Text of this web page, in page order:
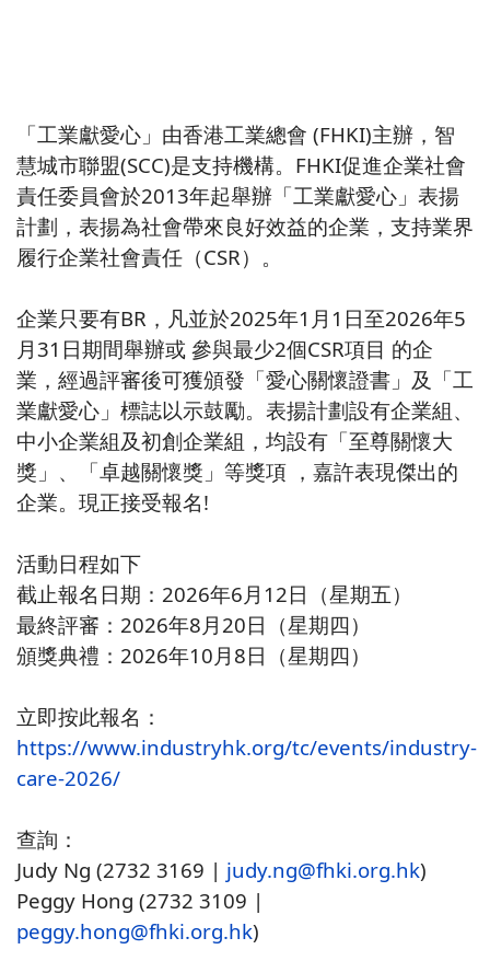
「工業獻愛心」由香港工業總會 (FHKI)主辦，智
慧城市聯盟(SCC)是支持機構。FHKI促進企業社會
責任委員會於2013年起舉辦「工業獻愛心」表揚
計劃，表揚為社會帶來良好效益的企業，支持業界
履行企業社會責任（CSR）。
企業只要有BR，凡並於2025年1月1日至2026年5
月31日期間舉辦或 參與最少2個CSR項目 的企
業，經過評審後可獲頒發「愛心關懷證書」及「工
業獻愛心」標誌以示鼓勵。表揚計劃設有企業組、
中小企業組及初創企業組，均設有「至尊關懷大
獎」、「卓越關懷獎」等獎項 ，嘉許表現傑出的
企業。現正接受報名!
活動日程如下
截止報名日期：2026年6月12日（星期五）
最終評審：2026年8月20日（星期四）
頒獎典禮：2026年10月8日（星期四）
立即按此報名：
https://www.industryhk.org/tc/events/industry-
care-2026/
查詢：
Judy Ng (2732 3169 | judy.ng@fhki.org.hk)
Peggy Hong (2732 3109 |
peggy.hong@fhki.org.hk)